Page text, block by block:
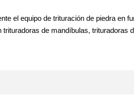
el equipo de trituración de piedra en
trituradoras de mandíbulas, trituradoras